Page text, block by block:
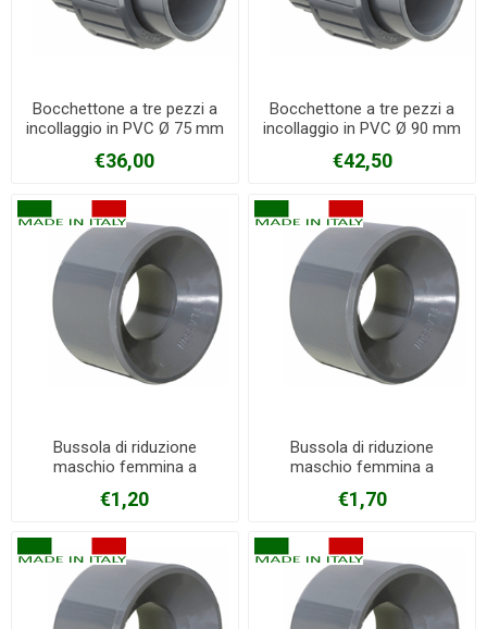
Bocchettone a tre pezzi a
incollaggio in PVC Ø 75 mm
€36,00
Bocchettone a tre pezzi a
incollaggio in PVC Ø 90 mm
€42,50
Bussola di riduzione
maschio femmina a
X 32 mm
€1,20
Bussola di riduzione
maschio femmina a
X 32 mm
€1,70